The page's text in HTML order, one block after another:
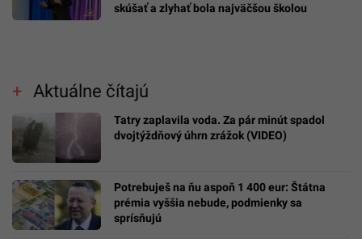
skúšať a zlyhať bola najväčšou školou
Aktuálne čítajú
Tatry zaplavila voda. Za pár minút spadol
dvojtýždňový úhrn zrážok (VIDEO)
Potrebuješ na ňu aspoň 1 400 eur: Štátna
prémia vyššia nebude, podmienky sa
sprísňujú